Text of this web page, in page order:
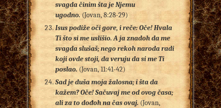
svagda činim šta je Njemu
ugodno.(Jovan, 8:28-29)
Isus podiže oči gore, i reče: Oče! Hvala
Ti što si me uslišio. A ja znadoh da me
svagda slušaš; nego rekoh naroda radi
koji ovde stoji, da veruju da si me Ti
poslao.(Jovan, 11:41-42)
Sad je duša moja žalosna; i šta da
kažem? Oče! Sačuvaj me od ovog časa;
ali za to dođoh na čas ovaj. (Jovan,